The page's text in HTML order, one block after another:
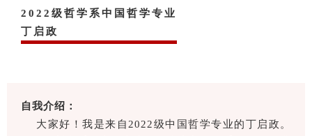
2022级哲学系中国哲学专业
丁启政
自我介绍：
大家好！我是来自2022级中国哲学专业的丁启政。